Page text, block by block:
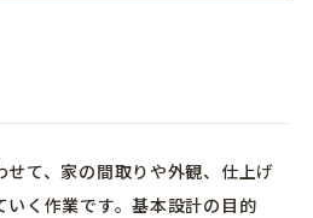
て、家の間取りや外観、仕上げ
いく作業です。基本設計の目的